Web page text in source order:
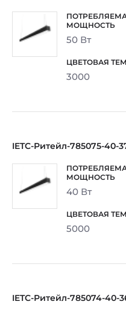
50 Вт
3000
IETC-Ритейл-785075-40-
40 Вт
5000
IETC-Ритейл-785074-40-